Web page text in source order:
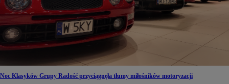
Noc Klasyków Grupy Radość przyciągnęła tłumy miłośników motoryzacji